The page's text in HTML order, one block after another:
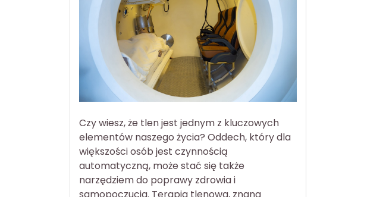
Czy wiesz, że tlen jest jednym z kluczowych
elementów naszego życia? Oddech, który dla
większości osób jest czynnością
automatyczną, może stać się także
narzędziem do poprawy zdrowia i